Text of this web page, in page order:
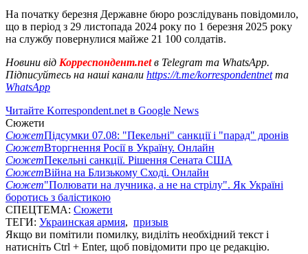
На початку березня Державне бюро розслідувань повідомило,
що в період з 29 листопада 2024 року по 1 березня 2025 року
на службу повернулися майже 21 100 солдатів.
Новини від Корреспондент.netв Telegram та WhatsApp.
Підписуйтесь на наші канали https://t.me/korrespondentnetта
WhatsApp
Читайте Korrespondent.net в Google News
Сюжети
СюжетПідсумки 07.08: "Пекельні" санкції і "парад" дронів
СюжетВторгнення Росії в Україну. Онлайн
СюжетПекельні санкції. Рішення Сената США
СюжетВійна на Близькому Сході. Онлайн
Сюжет"Полювати на лучника, а не на стрілу". Як Україні
боротись з балістикою
СПЕЦТЕМА: Сюжети
ТЕГИ: Украинская армия, призыв
Якщо ви помітили помилку, виділіть необхідний текст і
натисніть Ctrl + Enter, щоб повідомити про це редакцію.